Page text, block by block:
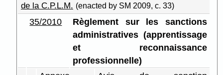
de la C.P.L.M. (enacted by SM 2009, c. 33)
35/2010
Règlement sur les sanctions
administratives (apprentissage
et reconnaissance
professionnelle)